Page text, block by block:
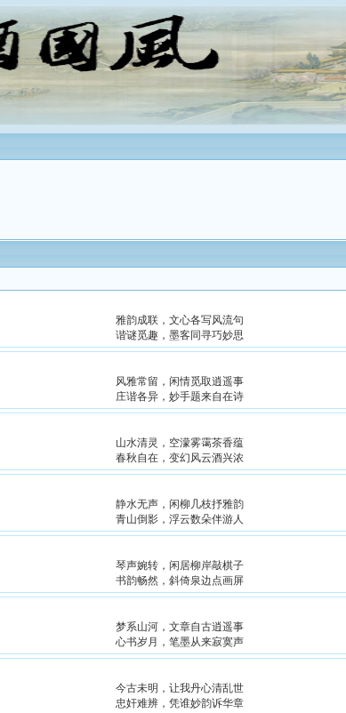
雅韵成联，文心各写风流句
谐谜觅趣，墨客同寻巧妙思
风雅常留，闲情觅取逍遥事
庄谐各异，妙手题来自在诗
山水清灵，空濛雾霭茶香蕴
春秋自在，变幻风云酒兴浓
静水无声，闲柳几枝抒雅韵
青山倒影，浮云数朵伴游人
琴声婉转，闲居柳岸敲棋子
书韵畅然，斜倚泉边点画屏
梦系山河，文章自古逍遥事
心书岁月，笔墨从来寂寞声
今古未明，让我丹心清乱世
忠奸难辨，凭谁妙韵诉华章